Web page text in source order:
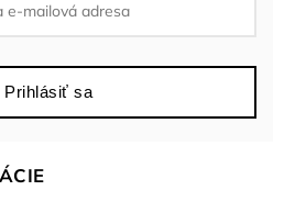
Prihlásiť sa